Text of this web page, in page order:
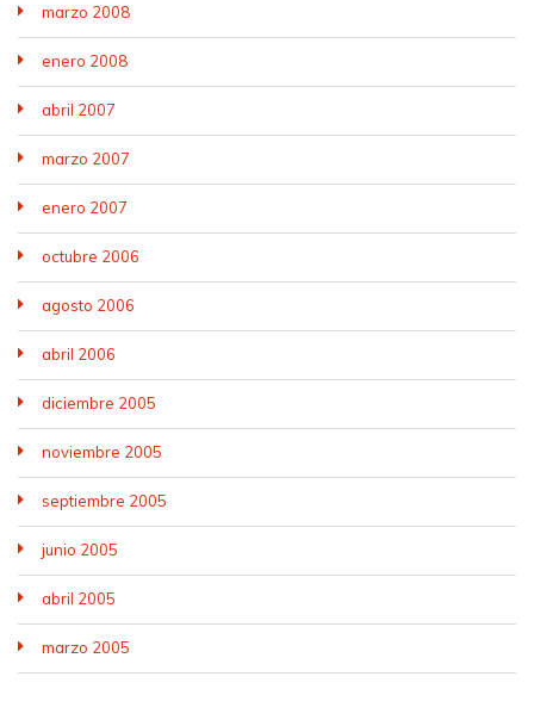
marzo 2008
enero 2008
abril 2007
marzo 2007
enero 2007
octubre 2006
agosto 2006
abril 2006
diciembre 2005
noviembre 2005
septiembre 2005
junio 2005
abril 2005
marzo 2005